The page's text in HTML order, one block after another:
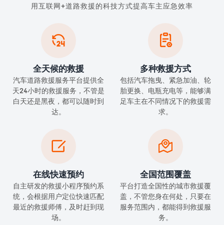
用互联网+道路救援的科技方式提高车主应急效率

全天候的救援
汽车道路救援服务平台提供全
天24小时的救援服务，不管是
白天还是黑夜，都可以随时到
达。

多种救援方式
包括汽车拖曳、紧急加油、轮
胎更换、电瓶充电等，能够满
足车主在不同情况下的救援需
求。

在线快速预约
自主研发的救援小程序预约系
统，会根据用户定位快速匹配
最近的救援师傅，及时赶到现
场。

全国范围覆盖
平台打造全国性的城市救援覆
盖，不管您身在何处，只要在
服务范围内，都能得到救援服
务。